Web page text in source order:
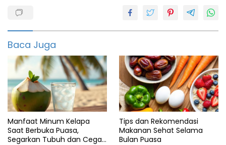
Baca Juga
Manfaat Minum Kelapa
Saat Berbuka Puasa,
Segarkan Tubuh dan Cegah
Tips dan Rekomendasi
Makanan Sehat Selama
Bulan Puasa